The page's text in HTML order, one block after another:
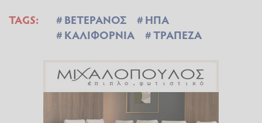
TAGS: ΒΕΤΕΡΑΝΟΣ
ΗΠΑ
ΚΑΛΙΦΟΡΝΙΑ
ΤΡΑΠΕΖΑ